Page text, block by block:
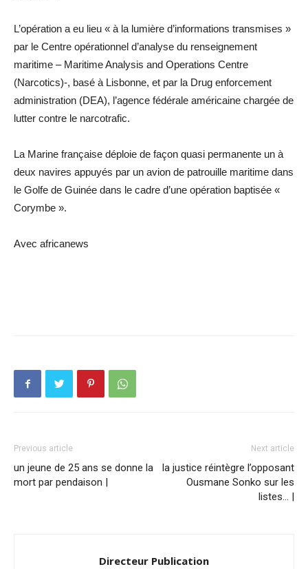
L’opération a eu lieu « à la lumière d’informations transmises »
par le Centre opérationnel d’analyse du renseignement
maritime – Maritime Analysis and Operations Centre
(Narcotics)-, basé à Lisbonne, et par la Drug enforcement
administration (DEA), l’agence fédérale américaine chargée de
lutter contre le narcotrafic.
La Marine française déploie de façon quasi permanente un à
deux navires appuyés par un avion de patrouille maritime dans
le Golfe de Guinée dans le cadre d’une opération baptisée «
Corymbe ».
Avec africanews
Previous article
un jeune de 25 ans se donne la
mort par pendaison |
Next article
la justice réintègre l’opposant
Ousmane Sonko sur les
listes… |
Directeur Publication